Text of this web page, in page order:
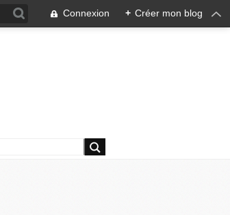
Connexion + Créer mon blog